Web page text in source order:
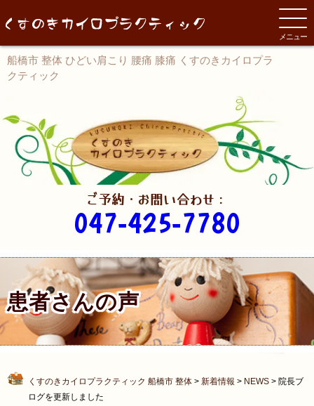
船橋市 整体 ひどい肩こり 腰痛 膝痛 くすのきカイロプラ
クティック
ご予約・お問い合わせ：
047-425-7780
患者さんの声
くすのきカイロプラクティック 船橋市 整体 > 新着情報 > NEWS > 院長ブ
ログを更新しました
メニュー